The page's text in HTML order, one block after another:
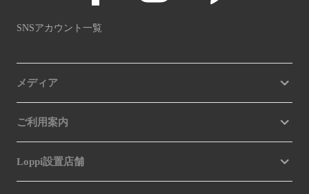
SNSアカウント一覧
メディア
ご利用案内
Loppi設置店舗